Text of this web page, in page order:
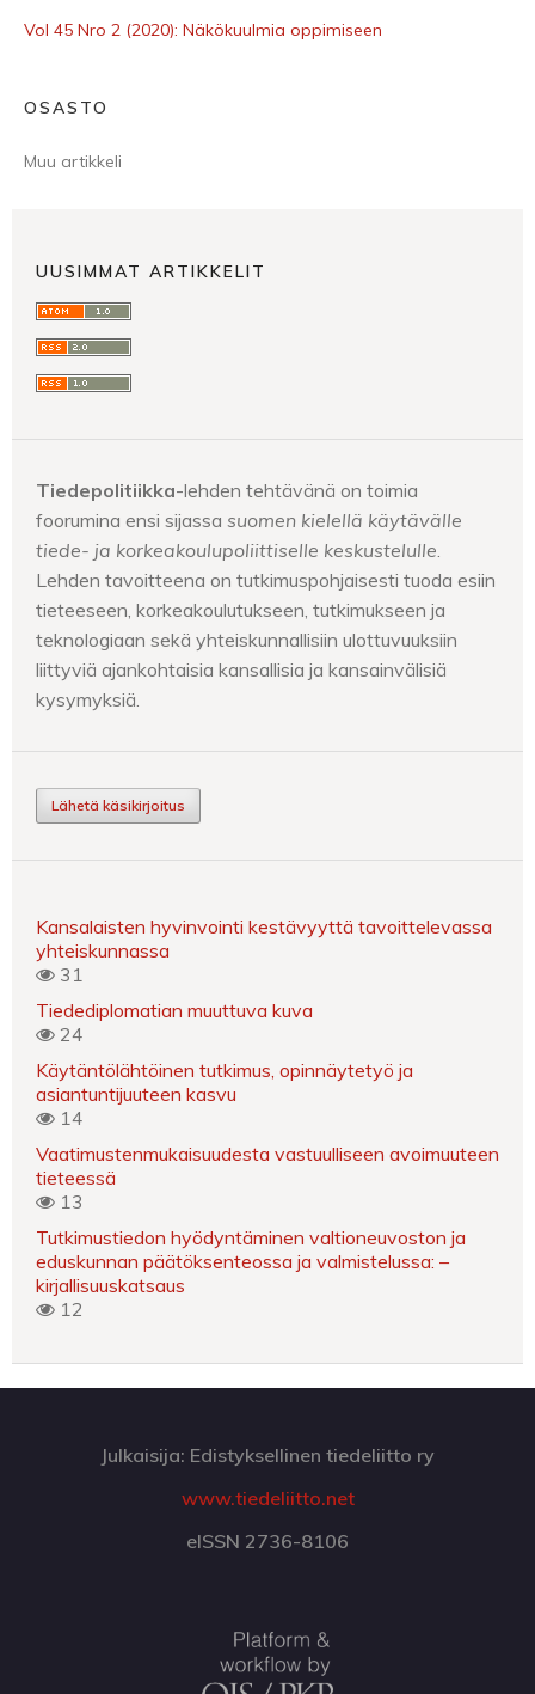
Vol 45 Nro 2 (2020): Näkökuulmia oppimiseen
OSASTO
Muu artikkeli
UUSIMMAT ARTIKKELIT
Tiedepolitiikka-lehden tehtävänä on toimia
foorumina ensi sijassa suomen kielellä käytävälle
tiede- ja korkeakoulupoliittiselle keskustelulle
Lehden tavoitteena on tutkimuspohjaisesti tuoda esiin
tieteeseen, korkeakoulutukseen, tutkimukseen ja
teknologiaan sekä yhteiskunnallisiin ulottuvuuksiin
liittyviä ajankohtaisia kansallisia ja kansainvälisiä
kysymyksiä.
Lähetä käsikirjoitus
Kansalaisten hyvinvointi kestävyyttä tavoittelevassa
yhteiskunnassa
31
Tiedediplomatian muuttuva kuva
24
Käytäntölähtöinen tutkimus, opinnäytetyö ja
asiantuntijuuteen kasvu
14
Vaatimustenmukaisuudesta vastuulliseen avoimuuteen
tieteessä
13
Tutkimustiedon hyödyntäminen valtioneuvoston ja
eduskunnan päätöksenteossa ja valmistelussa: –
kirjallisuuskatsaus
12
Julkaisija: Edistyksellinen tiedeliitto ry
www.tiedeliitto.net
eISSN 2736-8106